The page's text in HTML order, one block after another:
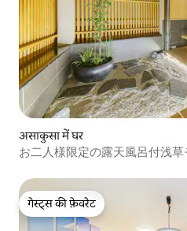
असाकुसा में घर
お二人様限定の露天風呂付浅
गेस्ट्स की फ़ेवरेट
गेस्ट्स की फ़ेवरेट